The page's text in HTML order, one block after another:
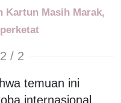
Kartun Masih Marak,
/ 2
temuan ini
internasional